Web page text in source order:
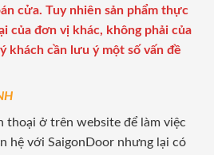
cửa. Tuy nhiên sản phẩm thực
của đơn vị khác, không phải của
khách cần lưu ý một số vấn đề
thoại ở trên website để làm việc
hệ với SaigonDoor nhưng lại có